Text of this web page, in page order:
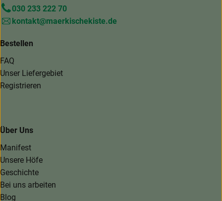
030 233 222 70
kontakt@maerkischekiste.de
Bestellen
FAQ
Unser Liefergebiet
Registrieren
Über Uns
Manifest
Unsere Höfe
Geschichte
Bei uns arbeiten
Blog